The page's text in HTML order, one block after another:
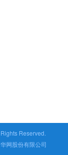
Reserved.
网股份有限公司